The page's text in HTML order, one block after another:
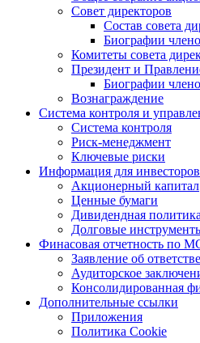
Совет директоров
Состав совета
Биографии
Комитеты совета
Президент и
Биографии
Вознаграждение
Система контроля и
Система контроля
Риск-менеджмент
Ключевые риски
Информация для инвесторов
Акционерный капитал
Ценные бумаги
Дивидендная политика
Долговые
Финасовая отчетность по
Заявление об
Аудиторское
Консолидированная
Дополнительные ссылки
Приложения
Политика Cookie